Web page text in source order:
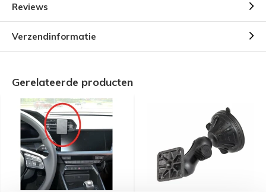
Reviews
Verzendinformatie
Gerelateerde producten